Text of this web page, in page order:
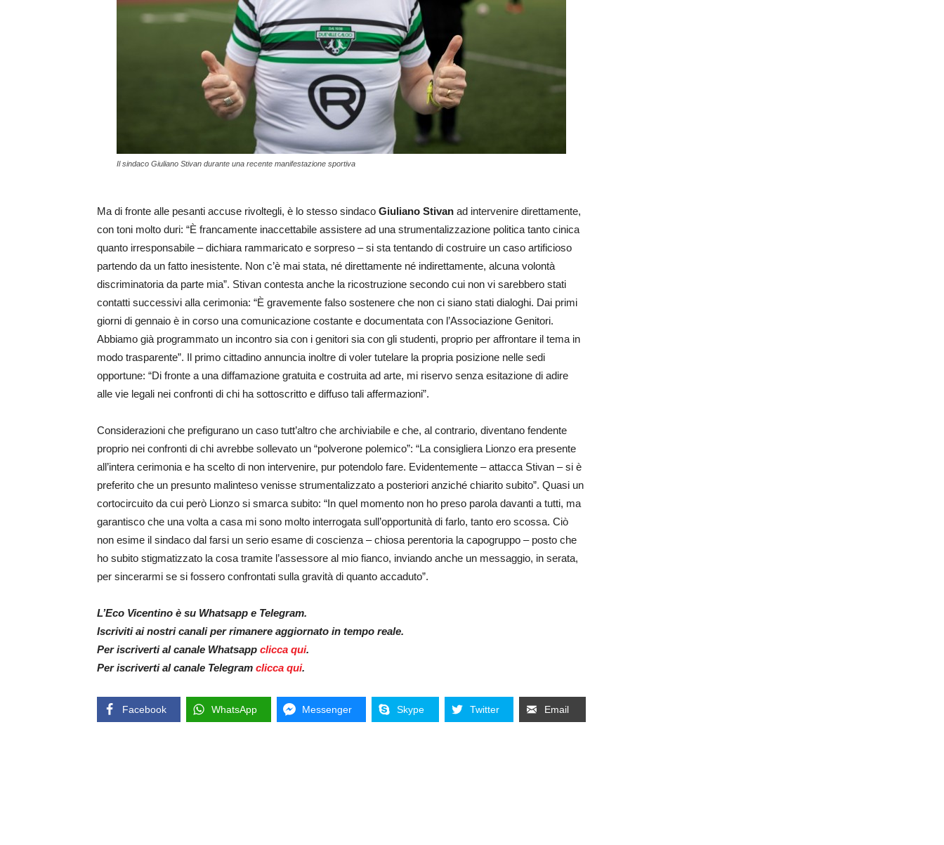
Il sindaco Giuliano Stivan durante una recente manifestazione sportiva
Ma di fronte alle pesanti accuse rivoltegli, è lo stesso sindaco Giuliano Stivan ad intervenire direttamente,
con toni molto duri: “È francamente inaccettabile assistere ad una strumentalizzazione politica tanto cinica
quanto irresponsabile – dichiara rammaricato e sorpreso – si sta tentando di costruire un caso artificioso
partendo da un fatto inesistente. Non c’è mai stata, né direttamente né indirettamente, alcuna volontà
discriminatoria da parte mia”. Stivan contesta anche la ricostruzione secondo cui non vi sarebbero stati
contatti successivi alla cerimonia: “È gravemente falso sostenere che non ci siano stati dialoghi. Dai primi
giorni di gennaio è in corso una comunicazione costante e documentata con l’Associazione Genitori.
Abbiamo già programmato un incontro sia con i genitori sia con gli studenti, proprio per affrontare il tema in
modo trasparente”. Il primo cittadino annuncia inoltre di voler tutelare la propria posizione nelle sedi
opportune: “Di fronte a una diffamazione gratuita e costruita ad arte, mi riservo senza esitazione di adire
alle vie legali nei confronti di chi ha sottoscritto e diffuso tali affermazioni”.
Considerazioni che prefigurano un caso tutt’altro che archiviabile e che, al contrario, diventano fendente
proprio nei confronti di chi avrebbe sollevato un “polverone polemico”: “La consigliera Lionzo era presente
all’intera cerimonia e ha scelto di non intervenire, pur potendolo fare. Evidentemente – attacca Stivan – si è
preferito che un presunto malinteso venisse strumentalizzato a posteriori anziché chiarito subito”. Quasi un
cortocircuito da cui però Lionzo si smarca subito: “In quel momento non ho preso parola davanti a tutti, ma
garantisco che una volta a casa mi sono molto interrogata sull’opportunità di farlo, tanto ero scossa. Ciò
non esime il sindaco dal farsi un serio esame di coscienza – chiosa perentoria la capogruppo – posto che
ho subito stigmatizzato la cosa tramite l’assessore al mio fianco, inviando anche un messaggio, in serata,
per sincerarmi se si fossero confrontati sulla gravità di quanto accaduto”.
L’Eco Vicentino è su Whatsapp e Telegram.
Iscriviti ai nostri canali per rimanere aggiornato in tempo reale.
Per iscriverti al canale Whatsapp clicca qui.
Per iscriverti al canale Telegram clicca qui.
Facebook WhatsApp Messenger Skype Twitter Email